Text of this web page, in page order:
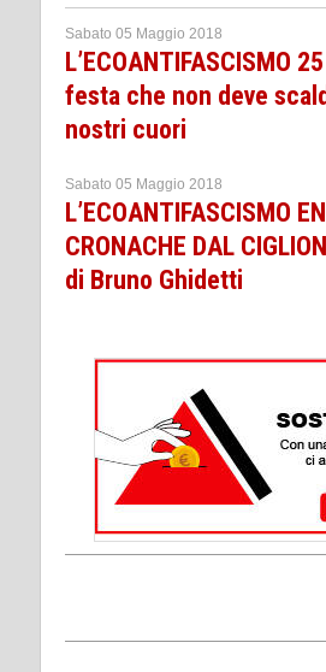
Sabato 05 Maggio 2018
L’ECOANTIFASCISMO
festa che non deve
nostri cuori
Sabato 05 Maggio 2018
L’ECOANTIFASCISMO
CRONACHE DAL
di Bruno Ghidetti